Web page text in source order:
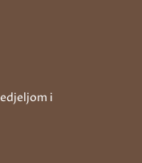
i